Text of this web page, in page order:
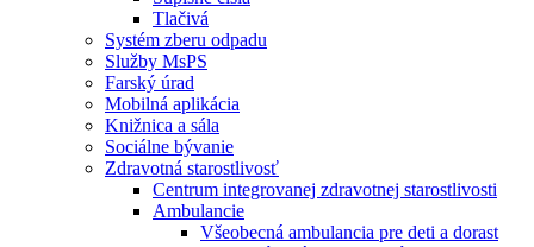
Tlačivá
Systém zberu odpadu
Služby MsPS
Farský úrad
Mobilná aplikácia
Knižnica a sála
Sociálne bývanie
Zdravotná starostlivosť
Centrum integrovanej zdravotnej starostlivosti
Ambulancie
Všeobecná ambulancia pre deti a dorast